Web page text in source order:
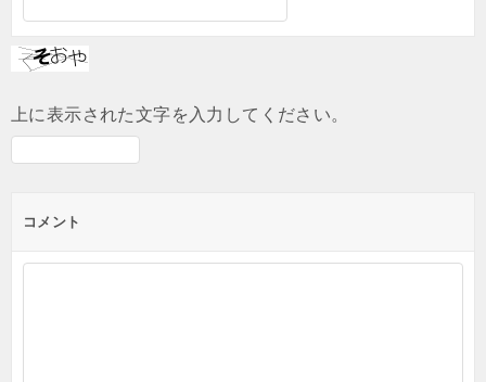
上に表示された文字を入力してください。
コメント